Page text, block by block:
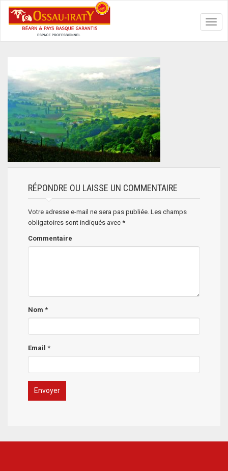
RÉPONDRE OU LAISSE UN COMMENTAIRE
Votre adresse e-mail ne sera pas publiée. Les champs
obligatoires sont indiqués avec *
Commentaire
Nom *
Email *